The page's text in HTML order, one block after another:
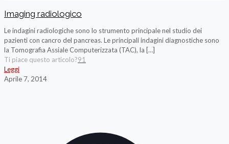
Imaging radiologico
Le indagini radiologiche sono lo strumento principale nel studio dei
pazienti con cancro del pancreas. Le principali indagini diagnostiche sono
la Tomografia Assiale Computerizzata (TAC), la […]
Ti piace questo articolo?91
Leggi
Aprile 7, 2014